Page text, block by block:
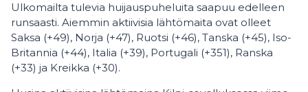
Ulkomailta tulevia huijauspuheluita saapuu edelleen
runsaasti. Aiemmin aktiivisia lähtömaita ovat olleet
Saksa (+49), Norja (+47), Ruotsi (+46), Tanska (+45), Iso-
Britannia (+44), Italia (+39), Portugali (+351), Ranska
(+33) ja Kreikka (+30).